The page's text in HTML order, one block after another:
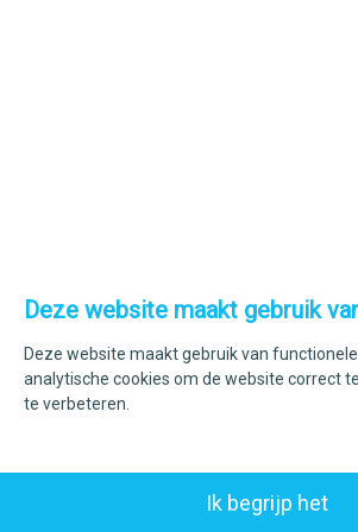
Deze website maakt gebruik
Deze website maakt gebruik van
analytische cookies om de website correct
te verbeteren.
Ik begrijp het